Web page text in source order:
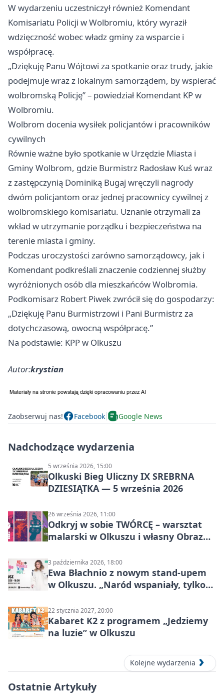
W wydarzeniu uczestniczył również Komendant
Komisariatu Policji w Wolbromiu, który wyraził
wdzięczność wobec władz gminy za wsparcie i
współpracę.
„Dziękuję Panu Wójtowi za spotkanie oraz trudy, jakie
podejmuje wraz z lokalnym samorządem, by wspierać
wolbromską Policję” – powiedział Komendant KP w
Wolbromiu.
Wolbrom docenia wysiłek policjantów i pracowników
cywilnych
Równie ważne było spotkanie w Urzędzie Miasta i
Gminy Wolbrom, gdzie Burmistrz Radosław Kuś wraz
z zastępczynią Dominiką Bugaj wręczyli nagrody
dwóm policjantom oraz jednej pracownicy cywilnej z
wolbromskiego komisariatu. Uznanie otrzymali za
wkład w utrzymanie porządku i bezpieczeństwa na
terenie miasta i gminy.
Podczas uroczystości zarówno samorządowcy, jak i
Komendant podkreślali znaczenie codziennej służby
wyróżnionych osób dla mieszkańców Wolbromia.
Podkomisarz Robert Piwek zwrócił się do gospodarzy:
„Dziękuję Panu Burmistrzowi i Pani Burmistrz za
dotychczasową, owocną współpracę.”
Na podstawie: KPP w Olkuszu
Autor:krystian
Zaobserwuj nas! Facebook Google News
Nadchodzące wydarzenia
5 września 2026, 15:00
Olkuski Bieg Uliczny IX SREBRNA
DZIESIĄTKA — 5 września 2026
26 września 2026, 11:00
Odkryj w sobie TWÓRCĘ – warsztat
malarski w Olkuszu i własny Obraz
3 października 2026, 18:00
Ewa Błachnio z nowym stand-upem
w Olkuszu. „Naród wspaniały, tylko
22 stycznia 2027, 20:00
Kabaret K2 z programem „Jedziemy
na luzie” w Olkuszu
Kolejne wydarzenia
Ostatnie Artykuły